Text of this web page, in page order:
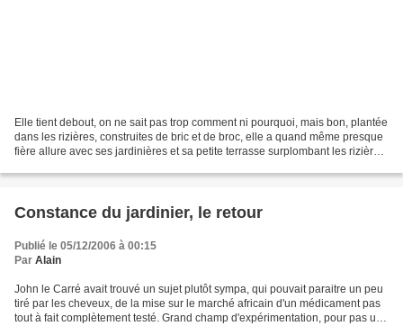
Elle tient debout, on ne sait pas trop comment ni pourquoi, mais bon, plantée
dans les rizières, construites de bric et de broc, elle a quand même presque
fière allure avec ses jardinières et sa petite terrasse surplombant les rizières.
Constance du jardinier, le retour
Publié le 05/12/2006 à 00:15
Par Alain
John le Carré avait trouvé un sujet plutôt sympa, qui pouvait paraitre un peu
tiré par les cheveux, de la mise sur le marché africain d'un médicament pas
tout à fait complètement testé. Grand champ d'expérimentation, pour pas un